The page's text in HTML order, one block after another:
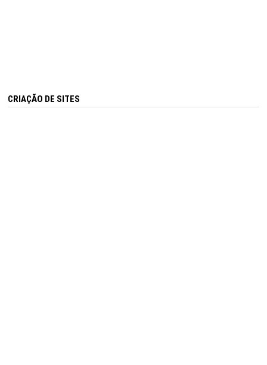
CRIAÇÃO DE SITES